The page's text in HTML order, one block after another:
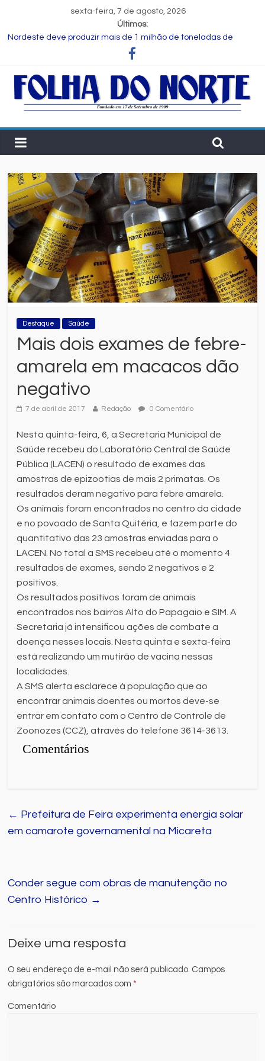
sexta-feira, 7 de agosto, 2026
Últimos:
Nordeste deve produzir mais de 1 milhão de toneladas de
algodão pela primeira vez, aponta Etene
muda para as empresas
Programa Speak Up reúne estudantes da rede municipal em
oficina pedagógica
tecnologia na China
FIEB lança Comitê das Cadeias Química e Petroquímica com o
objetivo de fortalecer o setor na Bahia
Destaque Saúde
Mais dois exames de febre-
amarela em macacos dão
negativo
7 de abril de 2017 Redação 0 Comentário
Nesta quinta-feira, 6, a Secretaria Municipal de
Saúde recebeu do Laboratório Central de Saúde
Pública (LACEN) o resultado de exames das
amostras de epizootias de mais 2 primatas. Os
resultados deram negativo para febre amarela.
Os animais foram encontrados no centro da cidade
e no povoado de Santa Quitéria, e fazem parte do
quantitativo das 23 amostras enviadas para o
LACEN. No total a SMS recebeu até o momento 4
resultados de exames, sendo 2 negativos e 2
positivos.
Os resultados positivos foram de animais
encontrados nos bairros Alto do Papagaio e SIM. A
Secretaria já intensificou ações de combate a
doença nesses locais. Nesta quinta e sexta-feira
está realizando um mutirão de vacina nessas
localidades.
A SMS alerta esclarece à população que ao
encontrar animais doentes ou mortos deve-se
entrar em contato com o Centro de Controle de
Zoonozes (CCZ), através do telefone 3614-3613.
Comentários
← Prefeitura de Feira experimenta energia solar
em camarote governamental na Micareta
Conder segue com obras de manutenção no
Centro Histórico →
Deixe uma resposta
O seu endereço de e-mail não será publicado. Campos
obrigatórios são marcados com*
Comentário